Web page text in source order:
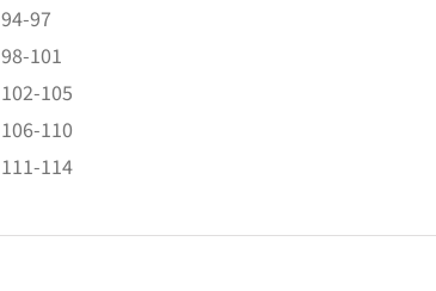
94-97
98-101
102-105
106-110
111-114